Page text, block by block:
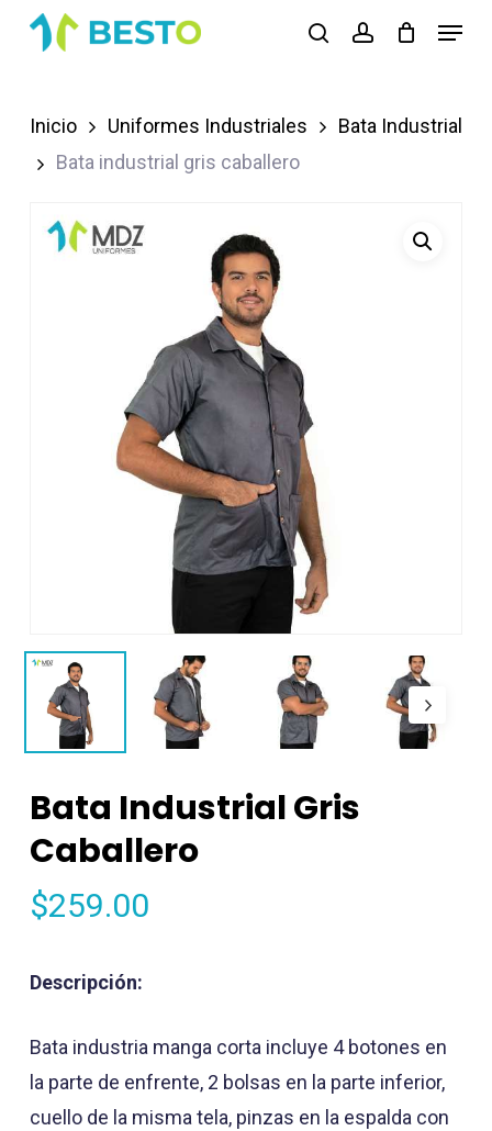
Skip
content
searchaccount
Menu
Inicio Uniformes Industriales
Bata Industrial
Bata industrial gris caballero
Bata Industrial Gris
Caballero
$259.00
Descripción:
Bata industria manga corta incluye 4 botones en
la parte de enfrente, 2 bolsas en la parte inferior,
cuello de la misma tela, pinzas en la espalda con